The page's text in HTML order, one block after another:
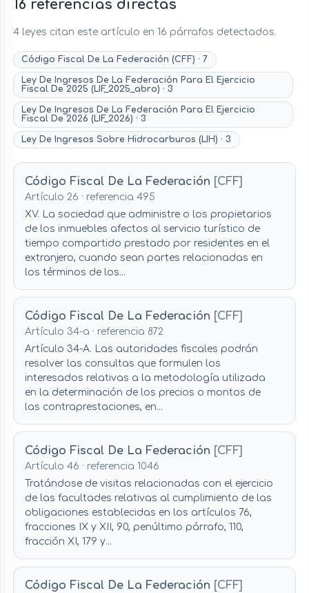
16 referencias directas
4 leyes citan este artículo en 16 párrafos detectados.
Código Fiscal De La Federación (CFF) · 7
Ley De Ingresos De La Federación Para El Ejercicio
Fiscal De 2025 (LIF_2025_abro) · 3
Ley De Ingresos De La Federación Para El Ejercicio
Fiscal De 2026 (LIF_2026) · 3
Ley De Ingresos Sobre Hidrocarburos (LIH) · 3
Código Fiscal De La Federación [CFF]
Artículo 26 · referencia 495
XV. La sociedad que administre o los propietarios
de los inmuebles afectos al servicio turístico de
tiempo compartido prestado por residentes en el
extranjero, cuando sean partes relacionadas en
los términos de los...
Código Fiscal De La Federación [CFF]
Artículo 34-a · referencia 872
Artículo 34-A. Las autoridades fiscales podrán
resolver las consultas que formulen los
interesados relativas a la metodología utilizada
en la determinación de los precios o montos de
las contraprestaciones, en...
Código Fiscal De La Federación [CFF]
Artículo 46 · referencia 1046
Tratándose de visitas relacionadas con el ejercicio
de las facultades relativas al cumplimiento de las
obligaciones establecidas en los artículos 76,
fracciones IX y XII, 90, penúltimo párrafo, 110,
fracción XI, 179 y...
Código Fiscal De La Federación [CFF]